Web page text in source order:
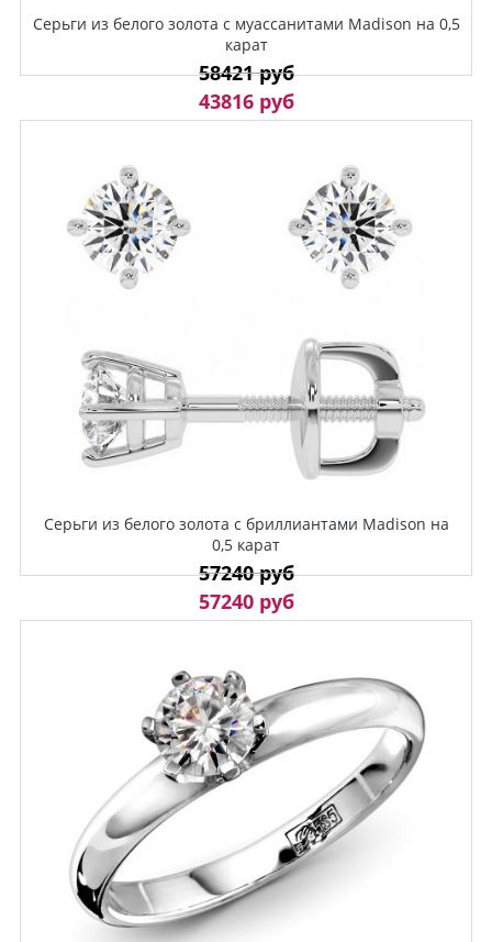
Серьги из белого золота с муассанитами Madison на 0,5
карат
58421 руб
43816 руб
Серьги из белого золота с бриллиантами Madison на
0,5 карат
57240 руб
57240 руб